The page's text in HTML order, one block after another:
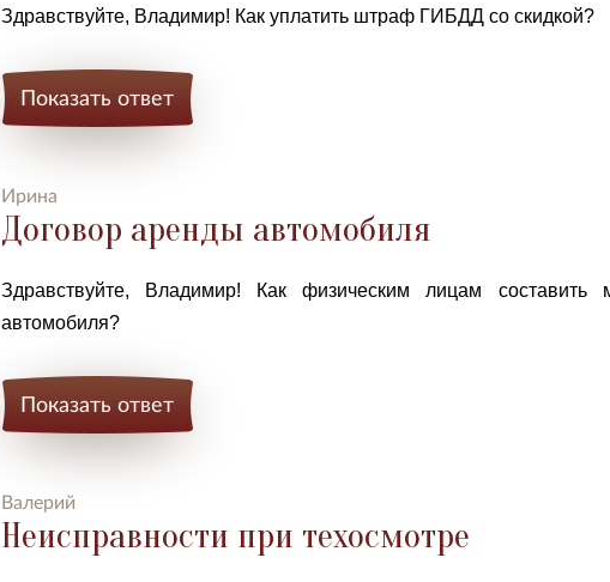
Здравствуйте, Владимир! Как уплатить штраф ГИБДД со скидкой?
Показать ответ
Ирина
Договор аренды автомобиля
Здравствуйте, Владимир! Как физическим лицам
автомобиля?
Показать ответ
Валерий
Неисправности при техосмотре